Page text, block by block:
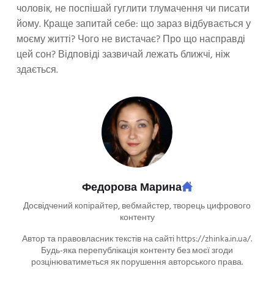
чоловік, не поспішай гуглити тлумачення чи писати
йому. Краще запитай себе: що зараз відбувається у
моєму житті? Чого не вистачає? Про що насправді
цей сон? Відповіді зазвичай лежать ближчі, ніж
здається.
Федорова Марина
Досвідчений копірайтер, вебмайстер, творець цифрового
контенту
Автор та правовласник текстів на сайті https://zhinka.in.ua/.
Будь-яка перепублікація контенту без моєї згоди
розцінюватиметься як порушення авторського права.